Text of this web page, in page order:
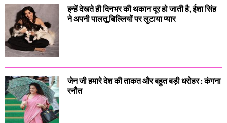
इन्हें देखते ही दिनभर की थकान दूर हो जाती है, ईशा सिंह
ने अपनी पालतू बिल्लियों पर लुटाया प्यार
जेन जी हमारे देश की ताकत और बहुत बड़ी धरोहर : कंगना
रनौत